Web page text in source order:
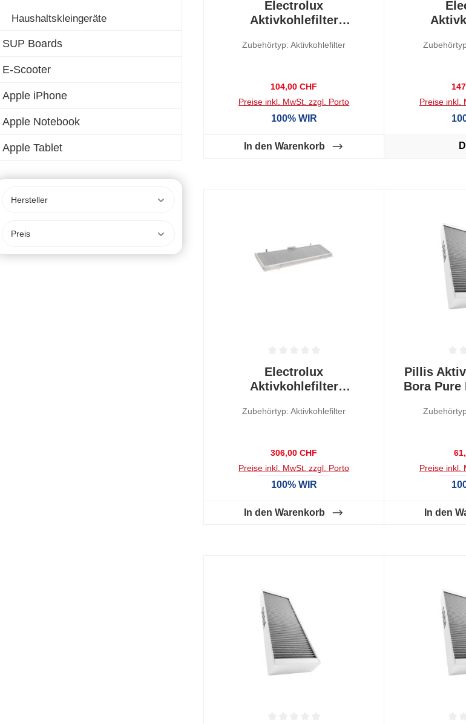
Haushaltskleingeräte
SUP Boards
E-Scooter
Apple iPhone
Apple Notebook
Apple Tablet
Hersteller
Preis
Electrolux
Aktivkohlefilter
Zubehörtyp: Aktivkohlefilter
Regulärer Preis:
104,00 CHF
Preise inkl. MwSt. zzgl. Porto
100% WIR
In den Warenkorb
Preise inkl.
Durchschnittliche Bewertung von 0 von 5 Sternen
Electrolux
Aktivkohlefilter
Zubehörtyp: Aktivkohlefilter
Regulärer Preis:
306,00 CHF
Preise inkl. MwSt. zzgl. Porto
100% WIR
In den Warenkorb
Pillis
Bora Pure
Preise inkl.
In den